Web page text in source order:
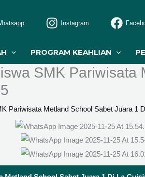
Instagram
PROGRAM KEAHLIAN
SMK
Pariwisata Metland School Sabet Juara 1